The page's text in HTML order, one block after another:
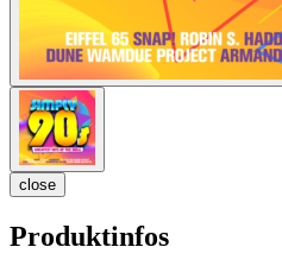
close
Produktinfos